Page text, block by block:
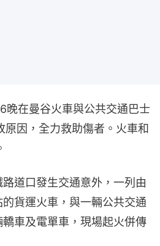
晚在曼谷火車與公共交通巴士
原因，全力救助傷者。火車和
道口發生交通意外，一列由
貨運火車，與一輛公共交通
車及電單車，現場起火併傳